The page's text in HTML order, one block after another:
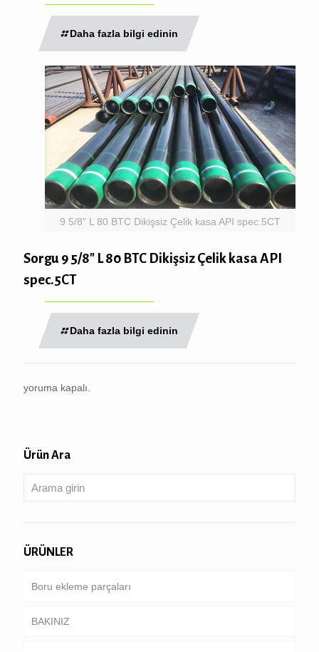
Daha fazla bilgi edinin
9 5/8" L 80 BTC Dikişsiz Çelik kasa API spec.5CT
Sorgu 9 5/8″ L 80 BTC Dikişsiz Çelik kasa API
spec.5CT
Daha fazla bilgi edinin
yoruma kapalı.
Ürün Ara
ÜRÜNLER
Boru ekleme parçaları
BAKINIZ